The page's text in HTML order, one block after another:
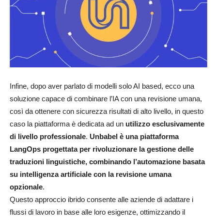
Infine, dopo aver parlato di modelli solo AI based, ecco una
soluzione capace di combinare l’IA con una revisione umana,
così da ottenere con sicurezza risultati di alto livello, in questo
caso la piattaforma è dedicata ad un utilizzo esclusivamente
di livello professionale. Unbabel è una piattaforma
LangOps progettata per rivoluzionare la gestione delle
traduzioni linguistiche, combinando l’automazione basata
su intelligenza artificiale con la revisione umana
opzionale.
Questo approccio ibrido consente alle aziende di adattare i
flussi di lavoro in base alle loro esigenze, ottimizzando il